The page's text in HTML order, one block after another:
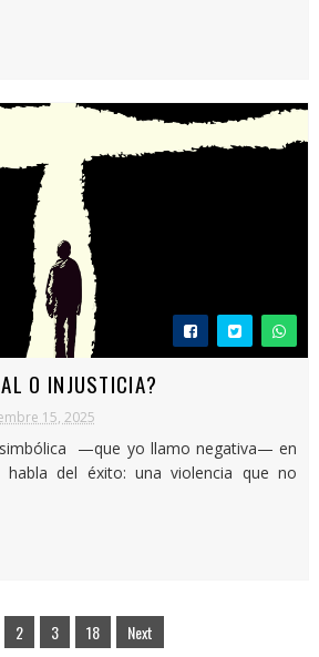
O INJUSTICIA?
15, 2025
—que yo llamo negativa— en
del éxito: una violencia que no
2 3 18 Next